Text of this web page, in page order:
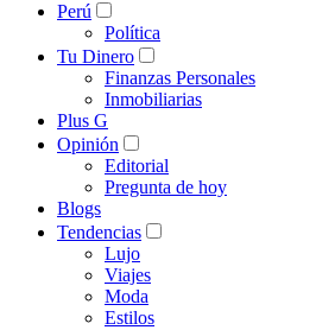
Perú
Política
Tu Dinero
Finanzas Personales
Inmobiliarias
Plus G
Opinión
Editorial
Pregunta de hoy
Blogs
Tendencias
Lujo
Viajes
Moda
Estilos